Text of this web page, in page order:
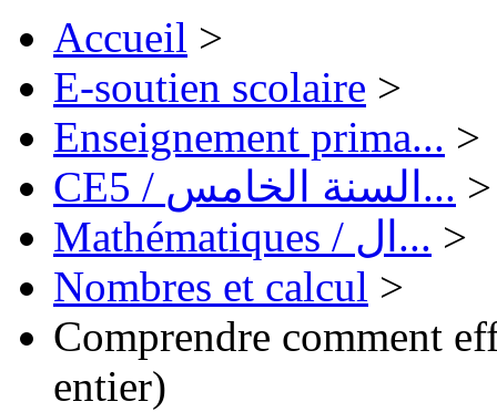
Accueil >
E-soutien scolaire >
Enseignement prima... >
CE5 / السنة الخامس... >
Mathématiques / ال... >
Nombres et calcul >
Comprendre comment
entier)